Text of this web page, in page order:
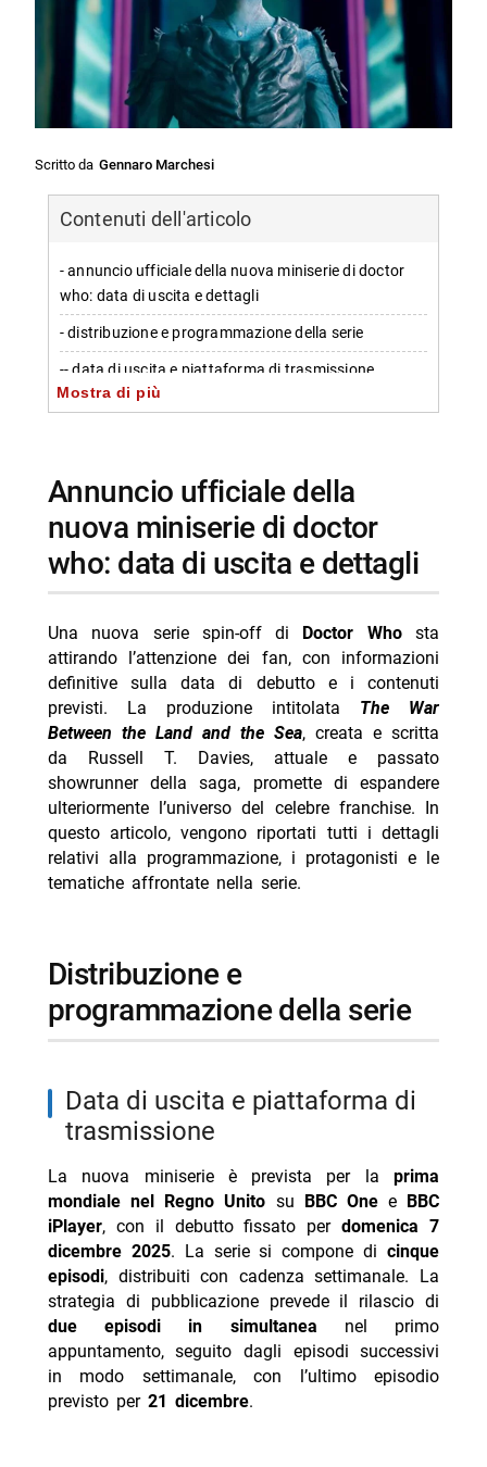
Scritto da Gennaro Marchesi
Contenuti dell'articolo
- annuncio ufficiale della nuova miniserie di doctor
who: data di uscita e dettagli
- distribuzione e programmazione della serie
-- data di uscita e piattaforma di trasmissione
- contenuti e protagonisti principali
-- Scopri di più da Jump the shark
-- RispondiAnnulla risposta
- Reacher 4 arriva su Prime Video il 12 agosto
- Doc: Argentero lascia, quarta stagione ultima
- Chad Powers 2: la seconda stagione dal 3
settembre
- ER Medici in prima linea: cosa fanno oggi i
protagonisti
- Neuromancer: teaser e data d’uscita svelati al
Comic-Con 2026
Mostra di più
annuncio ufficiale della
nuova miniserie di doctor
who: data di uscita e dettagli
Una nuova serie spin-off di Doctor Whosta
attirando l’attenzione dei fan, con informazioni
definitive sulla data di debutto e i contenuti
previsti. La produzione intitolata The War
Between the Land and the Sea, creata e scritta
da Russell T. Davies, attuale e passato
showrunner della saga, promette di espandere
ulteriormente l’universo del celebre franchise. In
questo articolo, vengono riportati tutti i dettagli
relativi alla programmazione, i protagonisti e le
tematiche affrontate nella serie.
distribuzione e
programmazione della serie
data di uscita e piattaforma di
trasmissione
La nuova miniserie è prevista per laprima
mondiale nel Regno Unito su BBC Onee BBC
iPlayer, con il debutto fissato perdomenica 7
dicembre 2025. La serie si compone dicinque
episodi, distribuiti con cadenza settimanale. La
strategia di pubblicazione prevede il rilascio di
due episodi in simultanea nel primo
appuntamento, seguito dagli episodi successivi
in modo settimanale, con l’ultimo episodio
previsto per 21 dicembre.